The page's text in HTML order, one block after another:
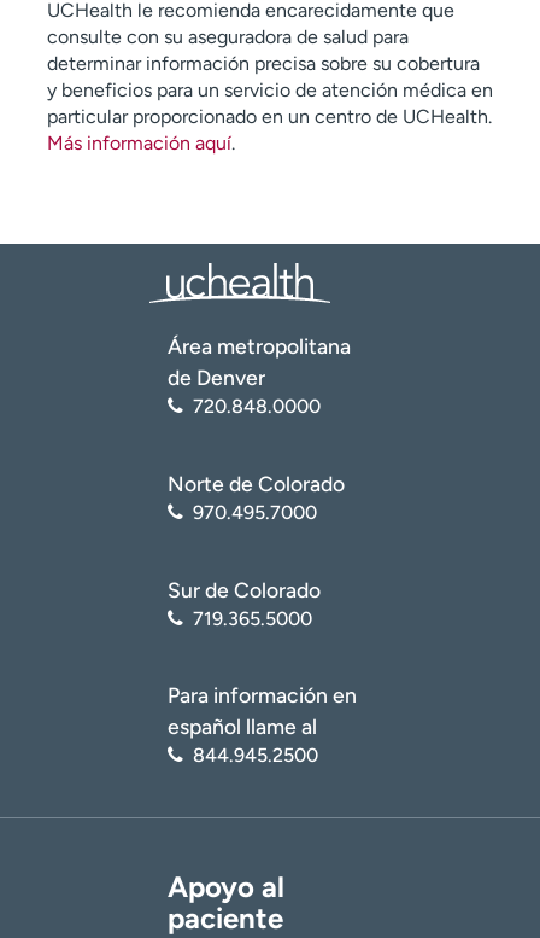
UCHealth le recomienda encarecidamente que
consulte con su aseguradora de salud para
determinar información precisa sobre su cobertura
y beneficios para un servicio de atención médica en
particular proporcionado en un centro de UCHealth.
Más información aquí.
Área metropolitana
de Denver
720.848.0000
Norte de Colorado
970.495.7000
Sur de Colorado
719.365.5000
Para información en
español llame al
844.945.2500
Apoyo al
paciente